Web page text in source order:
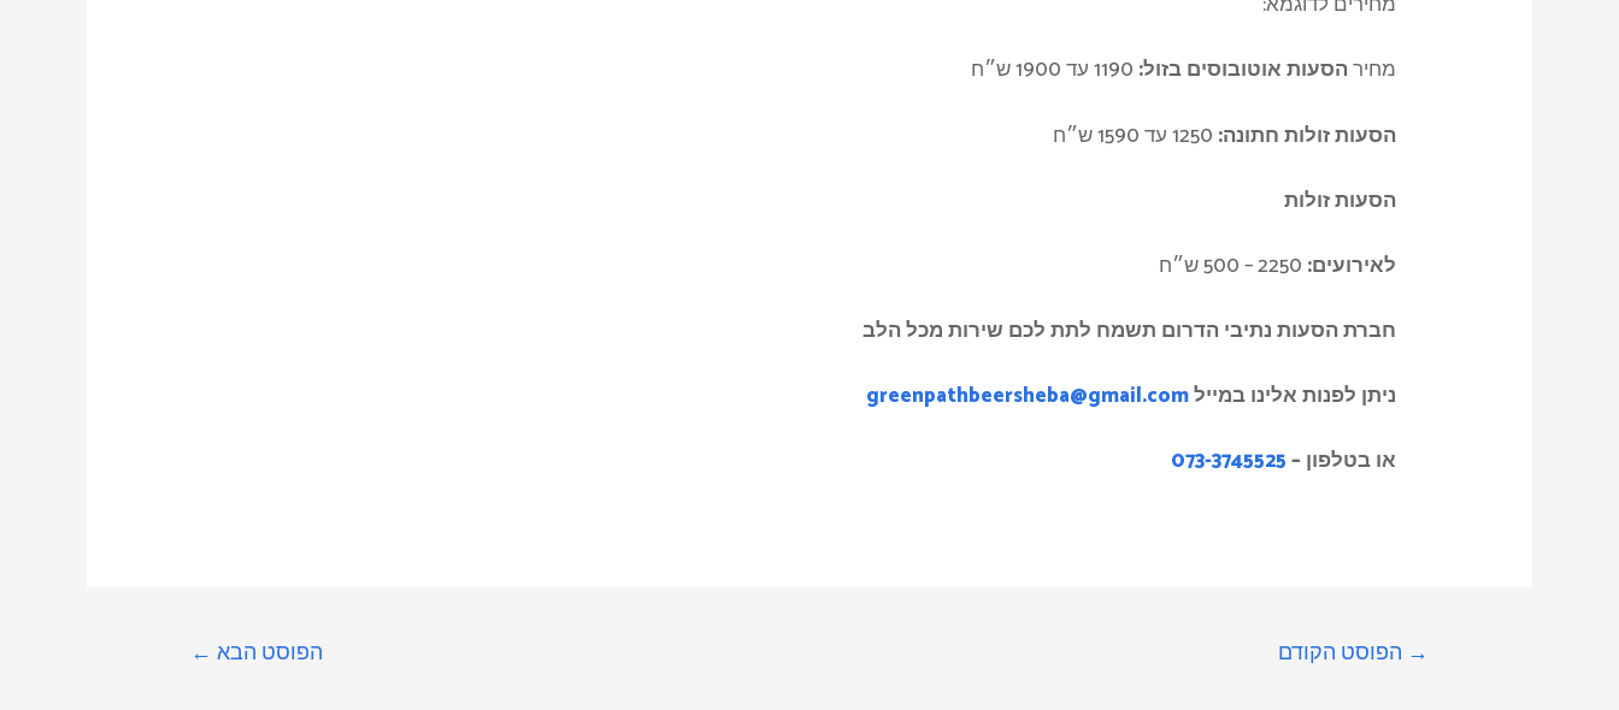
מחירהסעות אוטובוסים בזול: 1190 עד 1900 ש״ח
הסעות זולות חתונה:
הסעות זולות
לאירועים:
חברת הסעות נתיבי הדרום תשמח לתת לכם שירות מכל הלב
ניתן לפנות אלינו במיילgreenpathbeersheba@gmail.com
או בטלפון –
073-3745525
→ הפוסט הקודם הפוסט הבא ←